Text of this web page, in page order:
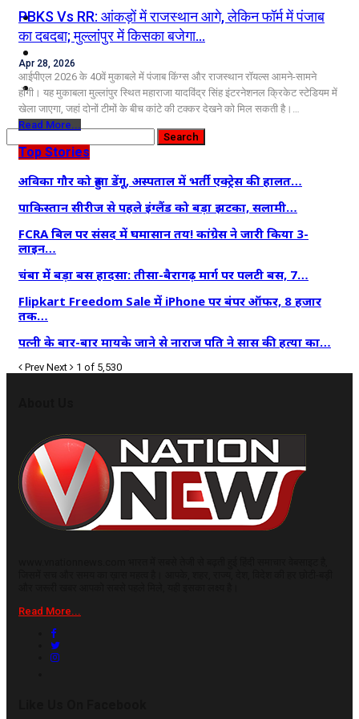
कृषि
विज्ञान तकनीकी
PBKS Vs RR: आंकड़ों में राजस्थान आगे, लेकिन फॉर्म में पंजाब
का दबदबा; मुल्लांपुर में किसका बजेगा…
Apr 28, 2026
आईपीएल 2026 के 40वें मुकाबले में पंजाब किंग्स और राजस्थान रॉयल्स आमने-सामने
होंगी। यह मुकाबला मुल्लांपुर स्थित महाराजा यादविंद्र सिंह इंटरनेशनल क्रिकेट स्टेडियम में
खेला जाएगा, जहां दोनों टीमों के बीच कांटे की टक्कर देखने को मिल सकती है।…
Read More...
Top Stories
अविका गौर को हुआ डेंगू, अस्पताल में भर्ती एक्ट्रेस की हालत…
पाकिस्तान सीरीज से पहले इंग्लैंड को बड़ा झटका, सलामी…
FCRA बिल पर संसद में घमासान तय! कांग्रेस ने जारी किया 3-
लाइन…
चंबा में बड़ा बस हादसा: तीसा-बैरागढ़ मार्ग पर पलटी बस, 7…
Flipkart Freedom Sale में iPhone पर बंपर ऑफर, 8 हजार
तक…
पत्नी के बार-बार मायके जाने से नाराज पति ने सास की हत्या का…
Prev Next 1 of 5,530
Read More...